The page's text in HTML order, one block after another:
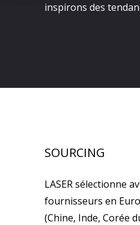
inspirons des
SOURCING
LASER sélectionne
fournisseurs en
(Chine, Inde, Corée